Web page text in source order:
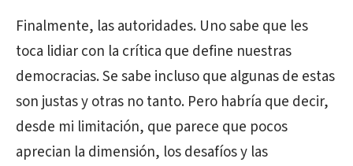
Finalmente, las autoridades. Uno sabe que les
toca lidiar con la crítica que define nuestras
democracias. Se sabe incluso que algunas de estas
son justas y otras no tanto. Pero habría que decir,
desde mi limitación, que parece que pocos
aprecian la dimensión, los desafíos y las